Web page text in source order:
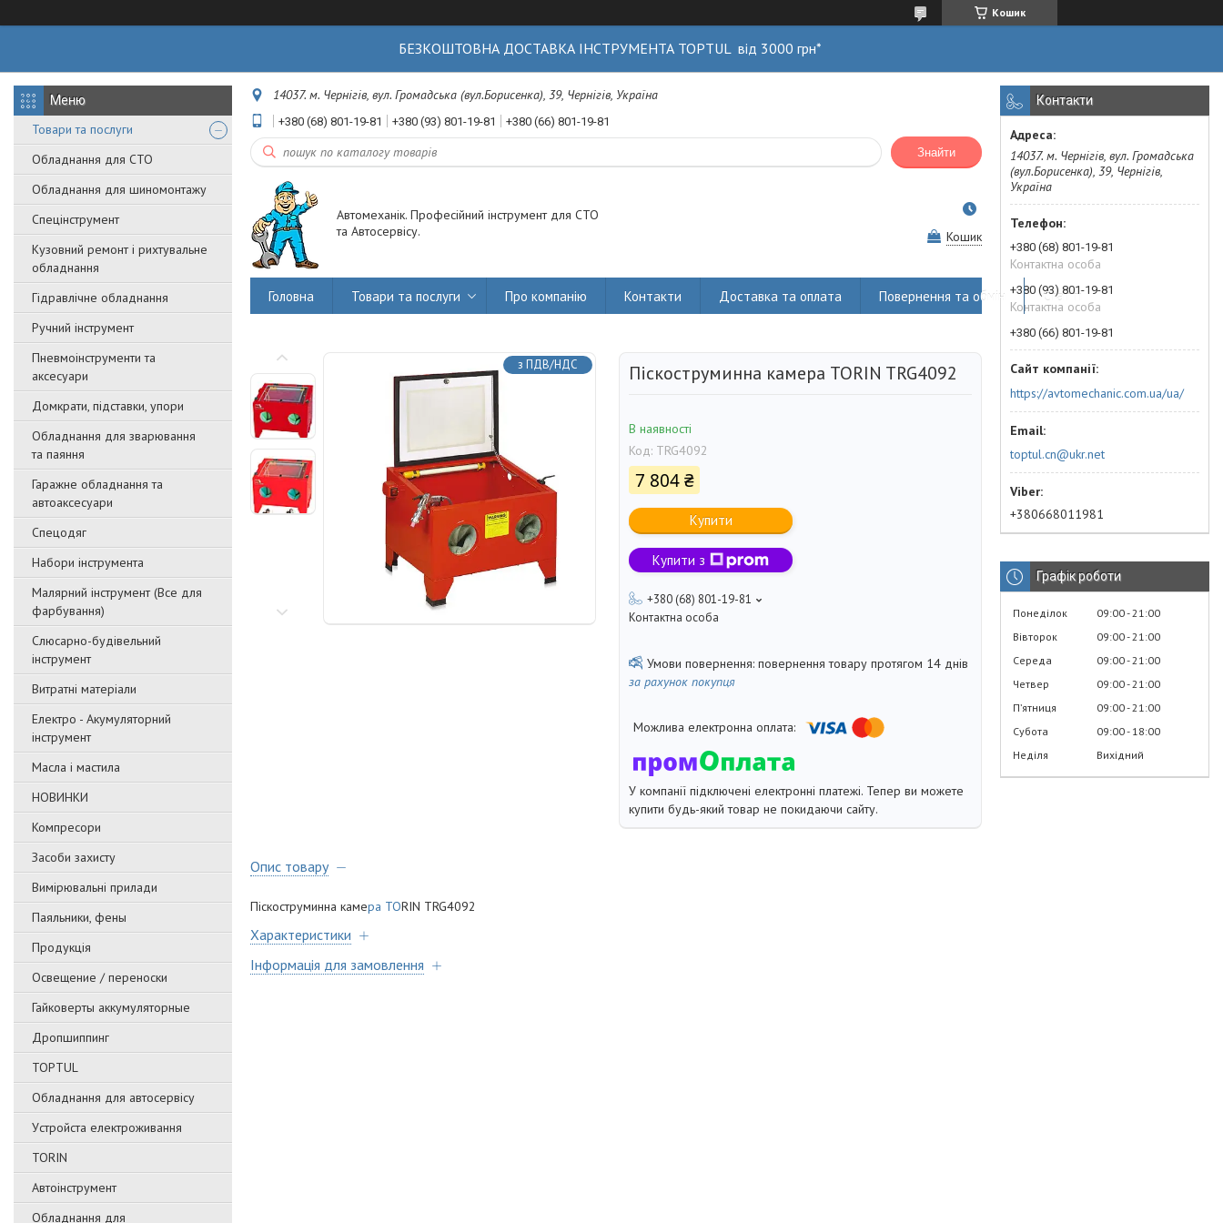
Кошик
БЕЗКОШТОВНА ДОСТАВКА ІНСТРУМЕНТА TOPTUL від 3000 грн*
Товари та послуги
Обладнання для СТО
Обладнання для шиномонтажу
Спецінструмент
Кузовний ремонт і рихтувальне
обладнання
Гідравлічне обладнання
Ручний інструмент
Пневмоінструменти та
аксесуари
Домкрати, підставки, упори
Обладнання для зварювання
та паяння
Гаражне обладнання та
автоаксесуари
Спецодяг
Набори інструмента
Малярний інструмент (Все для
фарбування)
Слюсарно-будівельний
інструмент
Витратні матеріали
Електро - Акумуляторний
інструмент
Масла і мастила
НОВИНКИ
Компресори
Засоби захисту
Вимірювальні прилади
Паяльники, фены
Продукція
Освещение / переноски
Гайковерты аккумуляторные
Дропшиппинг
TOPTUL
Обладнання для автосервісу
Уcтpoйстa елeктpoживання
TORIN
Автоінструмент
Обладнання для
14037. м. Чернігів, вул. Громадська (вул.Борисенка), 39, Чернігів, Україна
+380 (68) 801-19-81 +380 (93) 801-19-81 +380 (66) 801-19-81
Знайти
Автомеханік. Професійний інструмент для СТО
та Автосервісу.
Кошик
Головна Товари та послуги Про компанію Контакти Доставка та оплата Повернення та обмін Статті
з ПДВ/НДС Піскоструминна камера TORIN TRG4092
В наявності
Код: TRG4092
7 804 ₴
Купити
Купити з
+380 (68) 801-19-81
Контактна особа
повернення товару протягом 14 днів
за рахунок покупця
У компанії підключені електронні платежі. Тепер ви можете
купити будь-який товар не покидаючи сайту.
Опис товару
Піскоструминна камера TORIN TRG4092
Характеристики
Інформація для замовлення
Контакти
14037. м. Чернігів, вул. Громадська
(вул.Борисенка), 39, Чернігів,
Україна
+380 (68) 801-19-81
Контактна особа
+380 (93) 801-19-81
Контактна особа
+380 (66) 801-19-81
https://avtomechanic.com.ua/ua/
toptul.cn@ukr.net
+380668011981
Графік роботи
Понеділок 09:00 21:00
Вівторок
09:00 21:00
Середа
09:00 21:00
Четвер
09:00 21:00
Пʼятниця
09:00 21:00
Субота
09:00 18:00
Неділя
Вихідний